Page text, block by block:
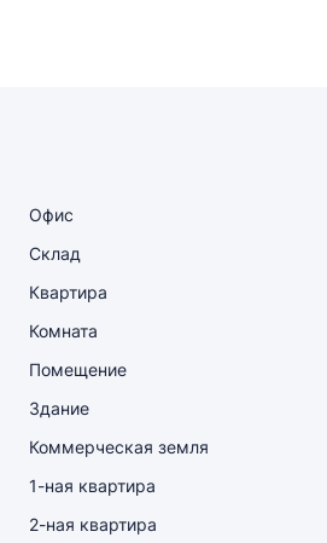
Офис
Склад
Квартира
Комната
Помещение
Здание
Коммерческая земля
1-ная квартира
2-ная квартира